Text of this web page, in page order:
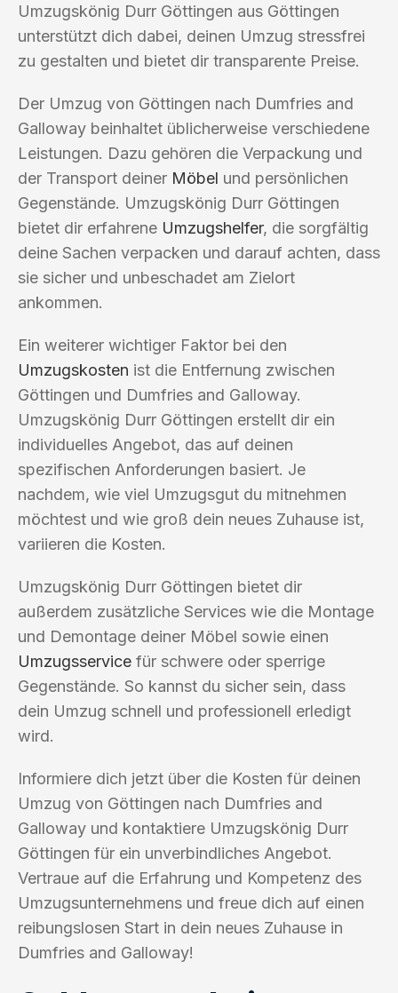
Umzugskönig Durr Göttingen aus Göttingen
unterstützt dich dabei, deinen Umzug stressfrei
zu gestalten und bietet dir transparente Preise.
Der Umzug von Göttingen nach Dumfries and
Galloway beinhaltet üblicherweise verschiedene
Leistungen. Dazu gehören die Verpackung und
der Transport deiner Möbel und persönlichen
Gegenstände. Umzugskönig Durr Göttingen
bietet dir erfahrene Umzugshelfer, die sorgfältig
deine Sachen verpacken und darauf achten, dass
sie sicher und unbeschadet am Zielort
ankommen.
Ein weiterer wichtiger Faktor bei den
Umzugskosten ist die Entfernung zwischen
Göttingen und Dumfries and Galloway.
Umzugskönig Durr Göttingen erstellt dir ein
individuelles Angebot, das auf deinen
spezifischen Anforderungen basiert. Je
nachdem, wie viel Umzugsgut du mitnehmen
möchtest und wie groß dein neues Zuhause ist,
variieren die Kosten.
Umzugskönig Durr Göttingen bietet dir
außerdem zusätzliche Services wie die Montage
und Demontage deiner Möbel sowie einen
Umzugsservice für schwere oder sperrige
Gegenstände. So kannst du sicher sein, dass
dein Umzug schnell und professionell erledigt
wird.
Informiere dich jetzt über die Kosten für deinen
Umzug von Göttingen nach Dumfries and
Galloway und kontaktiere Umzugskönig Durr
Göttingen für ein unverbindliches Angebot.
Vertraue auf die Erfahrung und Kompetenz des
Umzugsunternehmens und freue dich auf einen
reibungslosen Start in dein neues Zuhause in
Dumfries and Galloway!